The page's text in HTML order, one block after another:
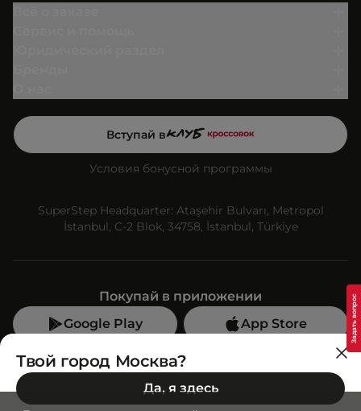
Вступай в
Условия бонусной программы
SuperStep Headquarter: Ataşehir Bulvarı, Metropol
İstanbul, C-2 Blok, 34758, İstanbul, Türkiye
Покупай в приложении
Google Play
App Store
Мы в социальных сетях
Позвони нам
Твой город Москва?
Да, я здесь